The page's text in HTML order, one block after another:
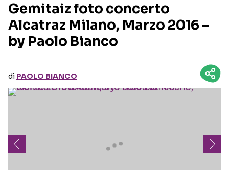
RECENSIONI MUSICALI
INTERVISTE
GOSSIP E CURIOSITÀ
TESTI CANZONI
TOUR ED EVENTI
Gemitaiz foto concerto
Alcatraz Milano, Marzo 2016 –
by Paolo Bianco
di PAOLO BIANCO